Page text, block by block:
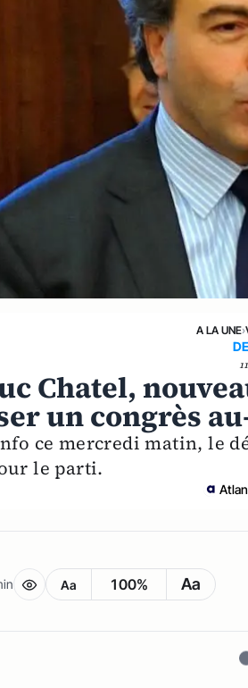
A LA UNE›
Chatel,
un congrès
ce mercredi matin, le
le parti.
Aa 100% Aa